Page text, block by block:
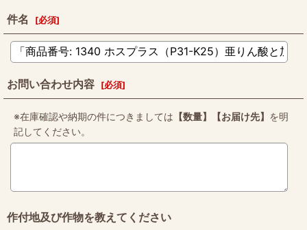
件名 [必須]
お問い合わせ内容 [必須]
※在庫確認や納期の件につきましては 【数量】【お届け先】 を明
記してください。
作付地及び作物を教えてください